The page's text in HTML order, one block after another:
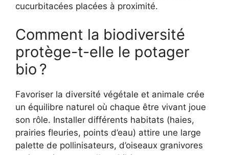
cucurbitacées placées à proximité.
Comment la biodiversité
protège-t-elle le potager
bio ?
Favoriser la diversité végétale et animale crée
un équilibre naturel où chaque être vivant joue
son rôle. Installer différents habitats (haies,
prairies fleuries, points d’eau) attire une large
palette de pollinisateurs, d’oiseaux granivores